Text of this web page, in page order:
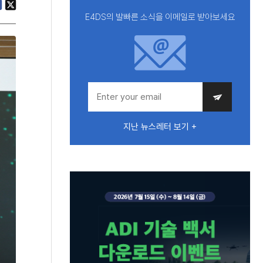
E4DS의 발빠른 소식을 이메일로 받아보세요
지난 뉴스레터 보기 +